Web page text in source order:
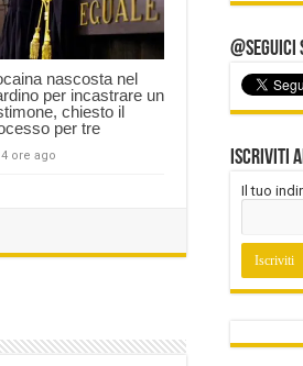
nascosta nel
per incastrare un
chiesto il
per tre
4 ore ago Iscriviti
Il tuo